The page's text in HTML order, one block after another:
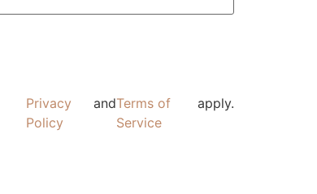
Privacy
Policy
andTerms of
Service
apply.